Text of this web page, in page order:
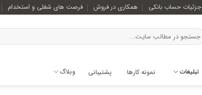
جزئیات حساب بانکی همکاری در فروش فرصت های شغلی و استخدام
تبلیغات نمونه کارها پشتیبانی وبلاگ